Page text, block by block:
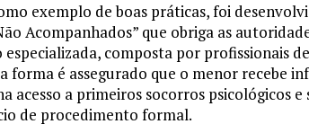
exemplo de boas práticas, foi
Acompanhados” que obriga as
composta por profissionais
forma é assegurado que o menor recebe
acesso a primeiros socorros psicológicos
de procedimento formal.